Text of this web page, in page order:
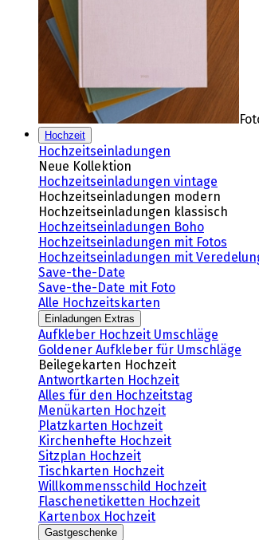
Hochzeit
Hochzeitseinladungen
Neue Kollektion
Hochzeitseinladungen vintage
Hochzeitseinladungen modern
Hochzeitseinladungen klassisch
Hochzeitseinladungen Boho
Hochzeitseinladungen mit Fotos
Hochzeitseinladungen mit
Save-the-Date
Save-the-Date mit Foto
Alle Hochzeitskarten
Einladungen Extras
Aufkleber Hochzeit Umschläge
Goldener Aufkleber für Umschläge
Beilegekarten Hochzeit
Antwortkarten Hochzeit
Alles für den Hochzeitstag
Menükarten Hochzeit
Platzkarten Hochzeit
Kirchenhefte Hochzeit
Sitzplan Hochzeit
Tischkarten Hochzeit
Willkommensschild Hochzeit
Flaschenetiketten Hochzeit
Kartenbox Hochzeit
Gastgeschenke